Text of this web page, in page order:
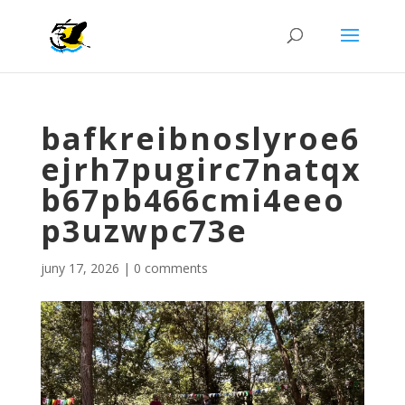
bafkreibnoslyroe6
ejrh7pugirc7natqx
b67pb466cmi4eeo
p3uzwpc73e
juny 17, 2026 | 0 comments